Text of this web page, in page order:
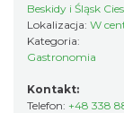
Beskidy i Śląsk
Lokalizacja: W
Kategoria:
Gastronomia
Kontakt:
Telefon: +48 338